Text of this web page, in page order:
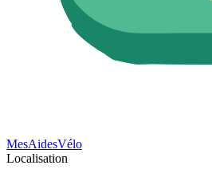
MesAidesVélo
Localisation